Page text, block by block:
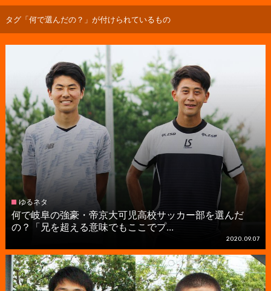
タグ「何で選んだの？」が付けられているもの
ゆるネタ
何で岐阜の強豪・帝京大可児高校サッカー部を選んだ
の？「兄を超える意味でもここでプ...
2020.09.07